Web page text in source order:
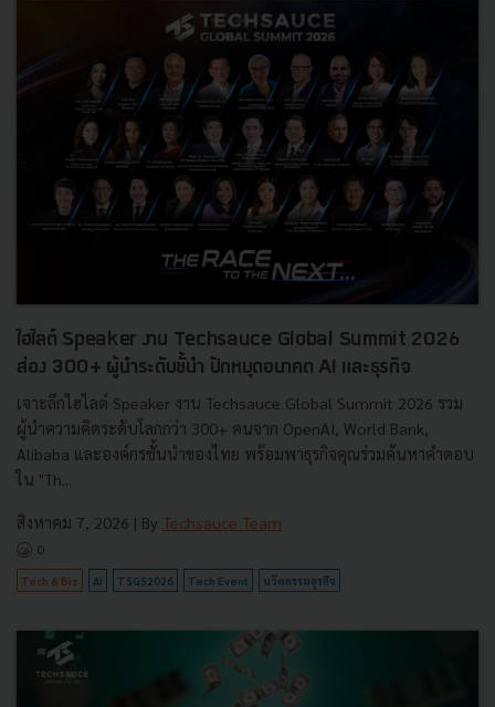
ไฮไลต์ Speaker งาน Techsauce Global Summit 2026
ส่อง 300+ ผู้นำระดับชั้นำ ปักหมุดอนาคต AI และธุรกิจ
เจาะลึกไฮไลต์ Speaker งาน Techsauce Global Summit 2026 รวม
ผู้นำความคิดระดับโลกกว่า 300+ คนจาก OpenAI, World Bank,
Alibaba และองค์กรชั้นนำของไทย พร้อมพาธุรกิจคุณร่วมค้นหาคำตอบ
ใน "Th...
สิงหาคม 7, 2026 | By Techsauce Team
0
Tech & Biz AI TSGS2026 Tech Event นวัตกรรมธุรกิจ